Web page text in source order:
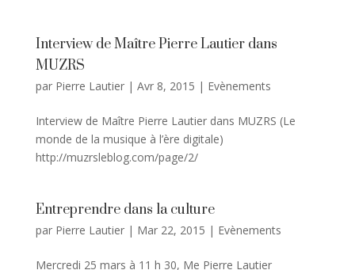
Interview de Maître Pierre Lautier dans
MUZRS
par Pierre Lautier| Avr 8, 2015 | Evènements
Interview de Maître Pierre Lautier dans MUZRS (Le
monde de la musique à l’ère digitale)
http://muzrsleblog.com/page/2/
Entreprendre dans la culture
par Pierre Lautier| Mar 22, 2015 | Evènements
Mercredi 25 mars à 11 h 30, Me Pierre Lautier